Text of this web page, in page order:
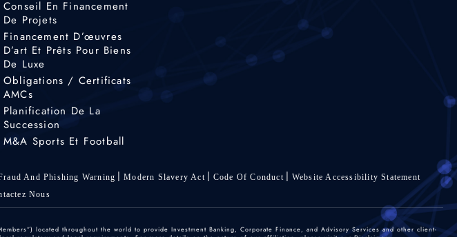
Conseil En Financement
De Projets
Financement D’œuvres
D’art Et Prêts Pour Biens
De Luxe
Obligations / Certificats
AMCs
Planification De La
Succession
M&A Sports Et Football
And Phishing Warning Modern Slavery Act Code Of Conduct
Website Accessibility Statement
Nous
located throughout the world to provide Investment Banking, Corporate Finance, and Advisory Services and other client-